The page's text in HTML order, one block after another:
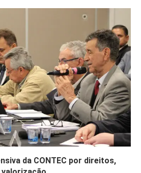
da CONTEC por direitos,